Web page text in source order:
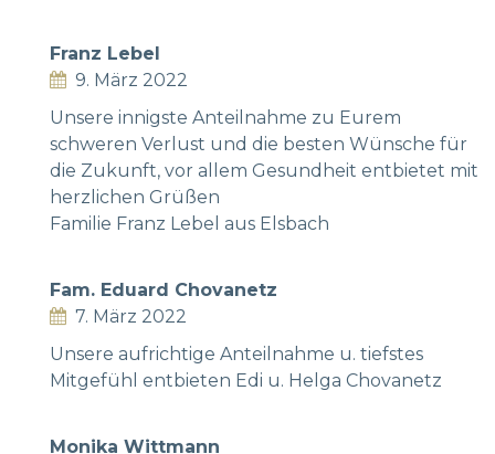
Franz Lebel
9. März 2022
Unsere innigste Anteilnahme zu Eurem
schweren Verlust und die besten Wünsche für
die Zukunft, vor allem Gesundheit entbietet mit
herzlichen Grüßen
Familie Franz Lebel aus Elsbach
Fam. Eduard Chovanetz
7. März 2022
Unsere aufrichtige Anteilnahme u. tiefstes
Mitgefühl entbieten Edi u. Helga Chovanetz
Monika Wittmann